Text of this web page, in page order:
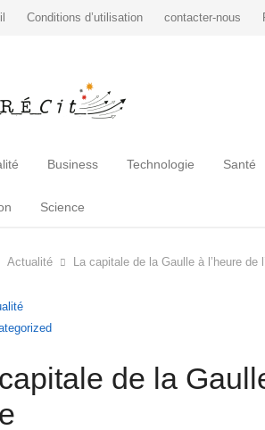
Conditions d’utilisation contacter-nous
Business Technologie Santé
Science
Actualité La capitale de la Gaulle à l’heure de
de la